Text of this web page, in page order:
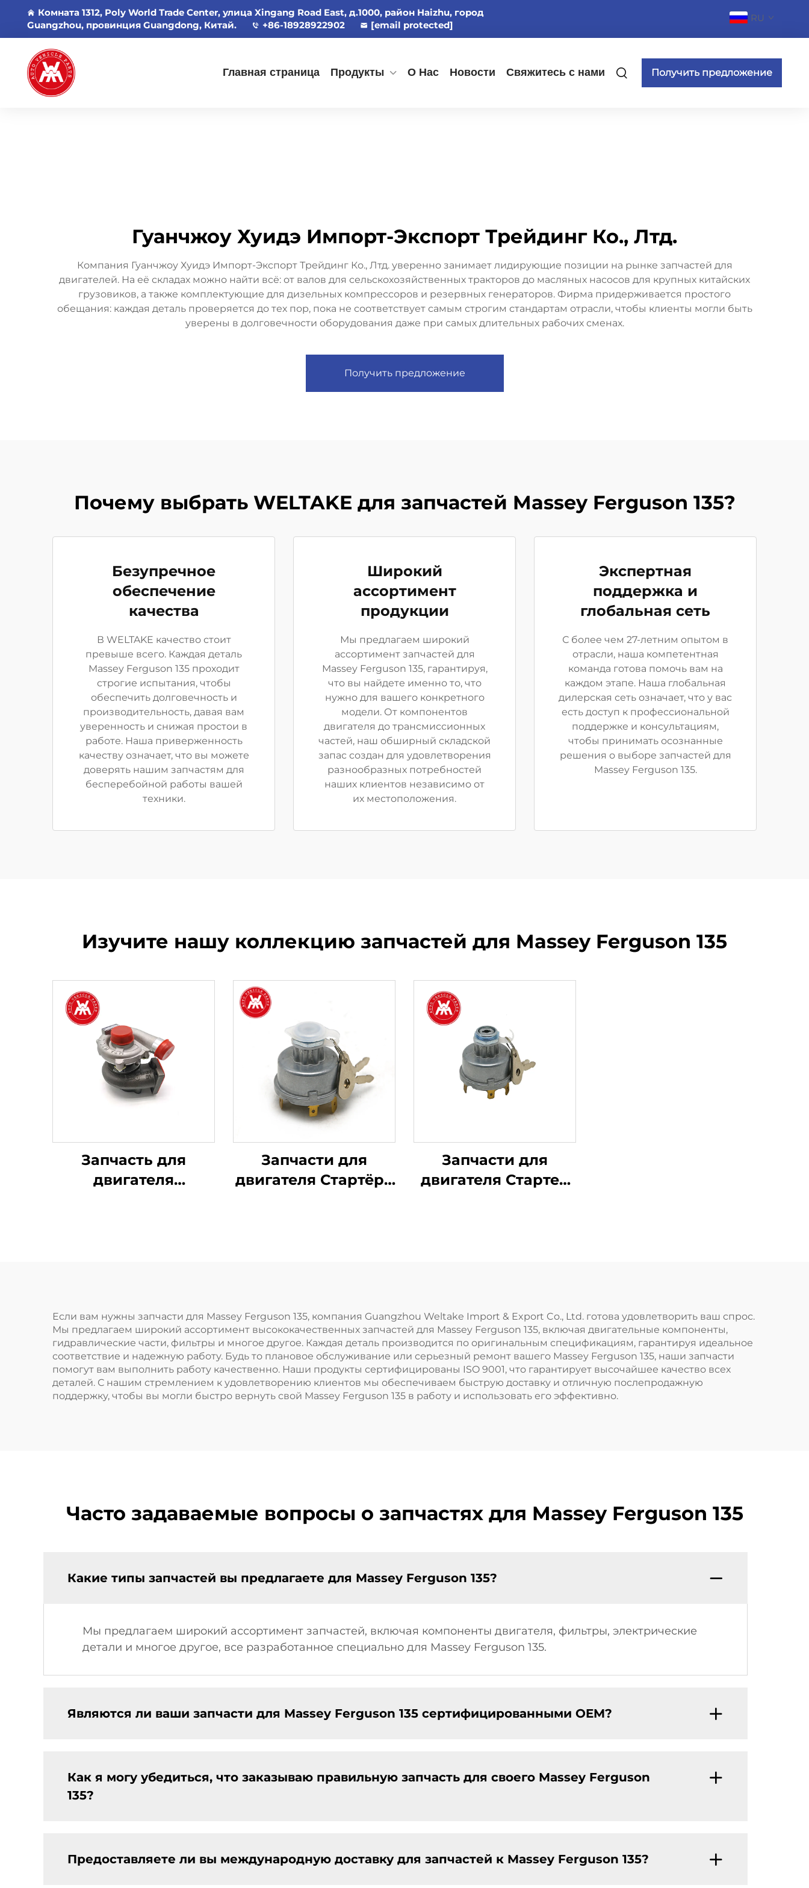
Комната 1312, Poly World Trade Center, улица Xingang Road East, д.1000, район Haizhu, город
Guangzhou, провинция Guangdong, Китай.
+86-18928922902 [email protected]
RU
Главная страница Продукты О Нас Новости Свяжитесь с нами Получить предложение
Гуанчжоу Хуидэ Импорт-Экспорт Трейдинг Ко., Лтд.
Компания Гуанчжоу Хуидэ Импорт-Экспорт Трейдинг Ко., Лтд. уверенно занимает лидирующие позиции на рынке запчастей для
двигателей. На её складах можно найти всё: от валов для сельскохозяйственных тракторов до масляных насосов для крупных китайских
грузовиков, а также комплектующие для дизельных компрессоров и резервных генераторов. Фирма придерживается простого
обещания: каждая деталь проверяется до тех пор, пока не соответствует самым строгим стандартам отрасли, чтобы клиенты могли быть
уверены в долговечности оборудования даже при самых длительных рабочих сменах.
Получить предложение
Почему выбрать WELTAKE для запчастей Massey Ferguson 135?
Безупречное
обеспечение
качества
В WELTAKE качество стоит
превыше всего. Каждая деталь
Massey Ferguson 135 проходит
строгие испытания, чтобы
обеспечить долговечность и
производительность, давая вам
уверенность и снижая простои в
работе. Наша приверженность
качеству означает, что вы можете
доверять нашим запчастям для
бесперебойной работы вашей
техники.
Широкий
ассортимент
продукции
Мы предлагаем широкий
ассортимент запчастей для
Massey Ferguson 135, гарантируя,
что вы найдете именно то, что
нужно для вашего конкретного
модели. От компонентов
двигателя до трансмиссионных
частей, наш обширный складской
запас создан для удовлетворения
разнообразных потребностей
наших клиентов независимо от
их местоположения.
Экспертная
поддержка и
глобальная сеть
С более чем 27-летним опытом в
отрасли, наша компетентная
команда готова помочь вам на
каждом этапе. Наша глобальная
дилерская сеть означает, что у вас
есть доступ к профессиональной
поддержке и консультациям,
чтобы принимать осознанные
решения о выборе запчастей для
Massey Ferguson 135.
Изучите нашу коллекцию запчастей для Massey Ferguson 135
Запчасть для
двигателя
Запчасти для
двигателя Стартёра
Запчасти для
двигателя Стартер
Если вам нужны запчасти для Massey Ferguson 135, компания Guangzhou Weltake Import & Export Co., Ltd. готова удовлетворить ваш спрос.
Мы предлагаем широкий ассортимент высококачественных запчастей для Massey Ferguson 135, включая двигательные компоненты,
гидравлические части, фильтры и многое другое. Каждая деталь производится по оригинальным спецификациям, гарантируя идеальное
соответствие и надежную работу. Будь то плановое обслуживание или серьезный ремонт вашего Massey Ferguson 135, наши запчасти
помогут вам выполнить работу качественно. Наши продукты сертифицированы ISO 9001, что гарантирует высочайшее качество всех
деталей. С нашим стремлением к удовлетворению клиентов мы обеспечиваем быструю доставку и отличную послепродажную
поддержку, чтобы вы могли быстро вернуть свой Massey Ferguson 135 в работу и использовать его эффективно.
Часто задаваемые вопросы о запчастях для Massey Ferguson 135
Какие типы запчастей вы предлагаете для Massey Ferguson 135?
Мы предлагаем широкий ассортимент запчастей, включая компоненты двигателя, фильтры, электрические
детали и многое другое, все разработанное специально для Massey Ferguson 135.
Являются ли ваши запчасти для Massey Ferguson 135 сертифицированными OEM?
Как я могу убедиться, что заказываю правильную запчасть для своего Massey Ferguson
135?
Предоставляете ли вы международную доставку для запчастей к Massey Ferguson 135?